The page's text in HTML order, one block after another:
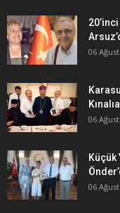
06
06
Küçük
06